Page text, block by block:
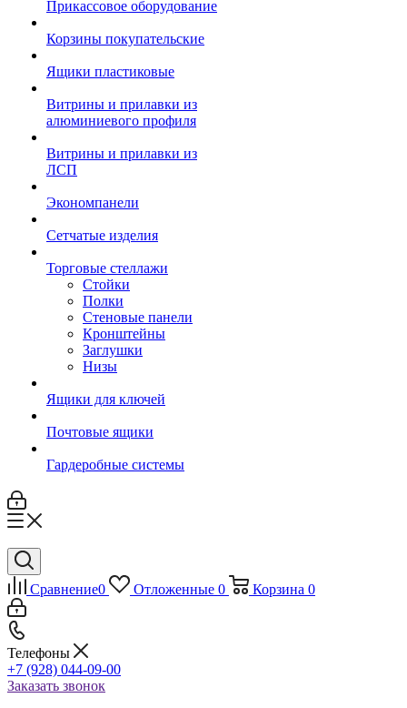
Прикассовое оборудование
Корзины покупательские
Ящики пластиковые
Витрины и прилавки из
алюминиевого профиля
Витрины и прилавки из
ЛСП
Экономпанели
Сетчатые изделия
Торговые стеллажи
Стойки
Полки
Стеновые панели
Кронштейны
Заглушки
Низы
Ящики для ключей
Почтовые ящики
Гардеробные системы
Сравнение0 Отложенные 0 Корзина 0
Телефоны
+7 (928) 044-09-00
Заказать звонок